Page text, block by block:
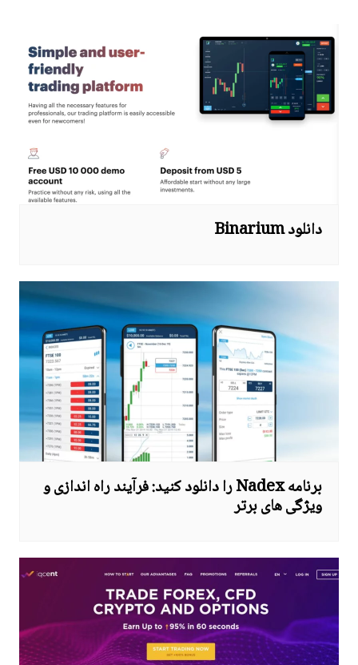
دانلود Binarium
برنامه Nadex را دانلود کنید: فرآیند راه اندازی و
ویژگی های برتر